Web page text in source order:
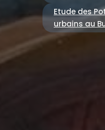
Etude des
urbains au